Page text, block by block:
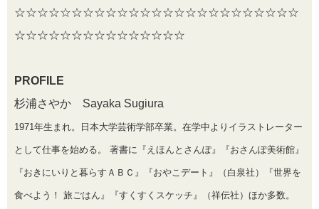
☆☆☆☆☆☆☆☆☆☆☆☆☆☆☆☆☆☆☆☆☆☆☆☆☆
☆☆☆☆☆☆☆☆☆☆☆☆☆☆☆
PROFILE
杉浦さやか Sayaka Sugiura
1971年生まれ。日本大学芸術学部卒業。在学中よりイラストレーター
として仕事を始める。 著書に『えほんとさんぽ』『おさんぽ美術館』
『おきにいりと暮らすＡＢＣ』『おやこデート』（白泉社）『世界を
食べよう！ 旅ごはん』『すくすくスケッチ』（祥伝社）ほか多数。